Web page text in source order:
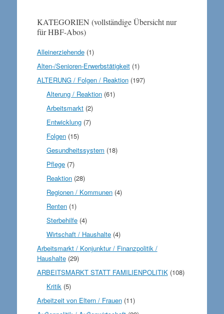
KATEGORIEN (vollständige Übersicht nur
für HBF-Abos)
Alleinerziehende(1)
Alten-/Senioren-Erwerbstätigkeit(1)
ALTERUNG / Folgen / Reaktion(197)
Alterung / Reaktion (61)
Arbeitsmarkt (2)
Entwicklung (7)
Folgen (15)
Gesundheitssystem (18)
Pflege (7)
Reaktion (28)
Regionen / Kommunen (4)
Renten (1)
Sterbehilfe (4)
Wirtschaft / Haushalte (4)
Arbeitsmarkt / Konjunktur / Finanzpolitik /
Haushalte(29)
ARBEITSMARKT STATT FAMILIENPOLITIK(108)
Kritik (5)
Arbeitzeit von Eltern / Frauen(11)